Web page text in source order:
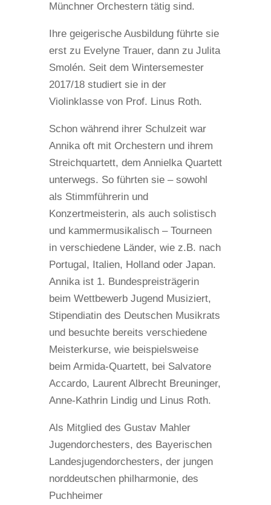
Münchner Orchestern tätig sind.
Ihre geigerische Ausbildung führte sie
erst zu Evelyne Trauer, dann zu Julita
Smolén. Seit dem Wintersemester
2017/18 studiert sie in der
Violinklasse von Prof. Linus Roth.
Schon während ihrer Schulzeit war
Annika oft mit Orchestern und ihrem
Streichquartett, dem Annielka Quartett
unterwegs. So führten sie – sowohl
als Stimmführerin und
Konzertmeisterin, als auch solistisch
und kammermusikalisch – Tourneen
in verschiedene Länder, wie z.B. nach
Portugal, Italien, Holland oder Japan.
Annika ist 1. Bundespreisträgerin
beim Wettbewerb Jugend Musiziert,
Stipendiatin des Deutschen Musikrats
und besuchte bereits verschiedene
Meisterkurse, wie beispielsweise
beim Armida-Quartett, bei Salvatore
Accardo, Laurent Albrecht Breuninger,
Anne-Kathrin Lindig und Linus Roth.
Als Mitglied des Gustav Mahler
Jugendorchesters, des Bayerischen
Landesjugendorchesters, der jungen
norddeutschen philharmonie, des
Puchheimer